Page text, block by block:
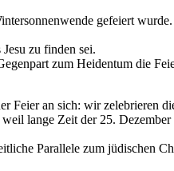
gefeiert
zu finden sei.
zum Heidentum die
Feier an sich: wir zelebrieren
lange Zeit der 25. Dezember
Parallele zum jüdischen